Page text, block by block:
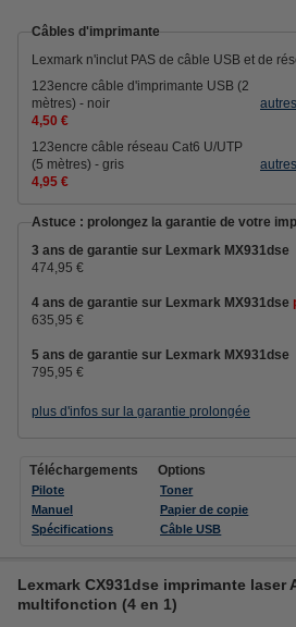
Câbles d'imprimante
Lexmark n'inclut PAS de câble USB et de
123encre câble d'imprimante USB (2
mètres) - noir
4,50 €
123encre câble réseau Cat6 U/UTP
(5 mètres) - gris
4,95 €
Astuce : prolongez la garantie de votre
3 ans de garantie sur Lexmark MX931dse
474,95 €
4 ans de garantie sur Lexmark MX931dse
635,95 €
5 ans de garantie sur Lexmark MX931dse
795,95 €
plus d'infos sur la garantie prolongée
Téléchargements
Pilote
Manuel
Spécifications
Options
Toner
Papier de copie
Câble USB
Lexmark CX931dse imprimante laser
multifonction (4 en 1)